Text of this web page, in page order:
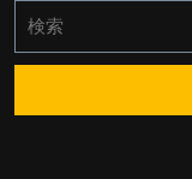
索: